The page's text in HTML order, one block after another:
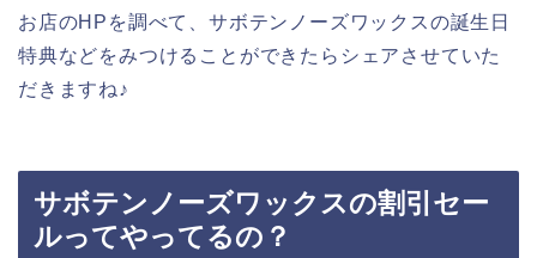
お店のHPを調べて、サボテンノーズワックスの誕生日
特典などをみつけることができたらシェアさせていた
だきますね♪
サボテンノーズワックスの割引セー
ルってやってるの？